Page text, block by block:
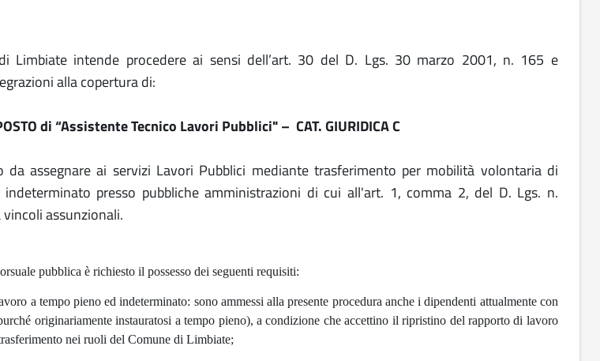
Limbiate intende procedere ai sensi dell’art. 30 del D. Lgs. 30 marzo 2001, n. 165 e
alla copertura di:
di “Assistente Tecnico Lavori Pubblici" – CAT. GIURIDICA C
assegnare ai servizi Lavori Pubblici mediante trasferimento per mobilità volontaria di
presso pubbliche amministrazioni di cui all'art. 1, comma 2, del D. Lgs. n.
assunzionali.
pubblica è richiesto il possesso dei seguenti requisiti:
a tempo pieno ed indeterminato: sono ammessi alla presente procedura anche i dipendenti attualmente con
originariamente instauratosi a tempo pieno), a condizione che accettino il ripristino del rapporto di lavoro
nei ruoli del Comune di Limbiate;